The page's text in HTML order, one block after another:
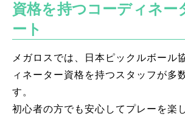
資格を持つコーディネー
ート
メガロスでは、日本ピックルボール
ィネーター資格を持つスタッフが多
す。
初心者の方でも安心してプレーを楽